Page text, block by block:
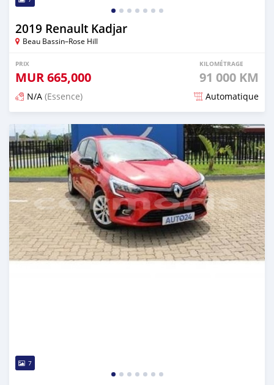
2019 Renault Kadjar
Beau Bassin–Rose Hill
PRIX
MUR665,000
KILOMÉTRAGE
91 000 KM
N/A (Essence) Automatique
Publié il y a 12 mois
7